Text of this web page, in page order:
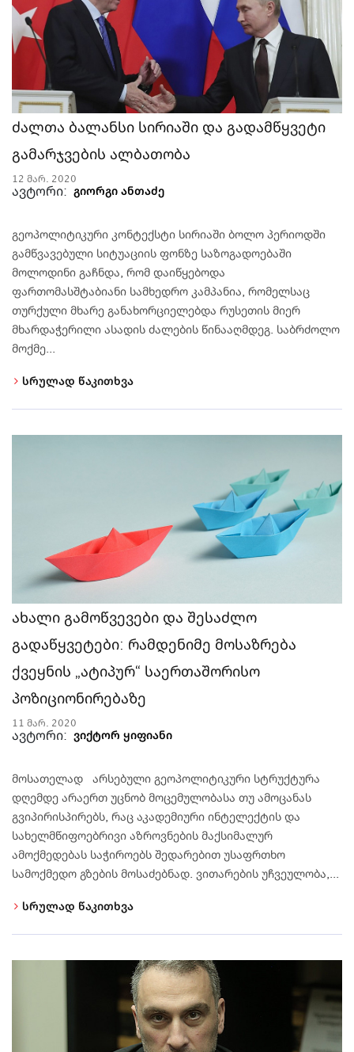
ძალთა ბალანსი სირიაში და გადამწყვეტი
გამარჯვების ალბათობა
ავტორი: გიორგი ანთაძე
12 მარ. 2020
გეოპოლიტიკური კონტექსტი სირიაში ბოლო პერიოდში
გამწვავებული სიტუაციის ფონზე საზოგადოებაში
მოლოდინი გაჩნდა, რომ დაიწყებოდა
ფართომასშტაბიანი სამხედრო კამპანია, რომელსაც
თურქული მხარე განახორციელებდა რუსეთის მიერ
მხარდაჭერილი ასადის ძალების წინააღმდეგ. საბრძოლო
მოქმე...
სრულად წაკითხვა
ახალი გამოწვევები და შესაძლო
გადაწყვეტები: რამდენიმე მოსაზრება
ქვეყნის „ატიპურ“ საერთაშორისო
პოზიციონირებაზე
ავტორი: ვიქტორ ყიფიანი
11 მარ. 2020
მოსათელად არსებული გეოპოლიტიკური სტრუქტურა
დღემდე არაერთ უცნობ მოცემულობასა თუ ამოცანას
გვიპირისპირებს, რაც აკადემიური ინტელექტის და
სახელმწიფოებრივი აზროვნების მაქსიმალურ
ამოქმედებას საჭიროებს შედარებით უსაფრთხო
სამოქმედო გზების მოსაძებნად. ვითარების უჩვეულობა,...
სრულად წაკითხვა